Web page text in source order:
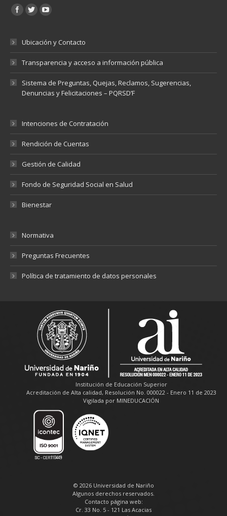
Encuéntranos en:
Ubicación y Contacto
Transparencia y acceso a información pública
Sistema de Preguntas, Quejas, Reclamos, Sugerencias,
Denuncias y Felicitaciones – PQRSD’F
Intenciones de Contratación
Rendición de Cuentas
Gestión de Calidad
Fondo de Seguridad Social en Salud
Bienestar
Normativa
Preguntas Frecuentes
Política de tratamiento de datos personales
Institución de Educación Superior
Acreditación de Alta calidad, Resolución No. 000022 - Enero 11 de 2023
Vigilada por MINEDUCACIÓN
© 2026 Universidad de Nariño
Algunos derechos reservados.
Contacto página web:
Cr. 33 No. 5 - 121 Las Acacias